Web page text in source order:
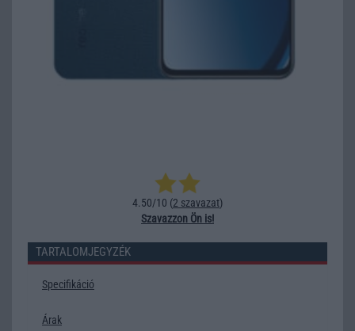
4.50/10 (2 szavazat)
Szavazzon Ön is!
TARTALOMJEGYZÉK
Specifikáció
Árak